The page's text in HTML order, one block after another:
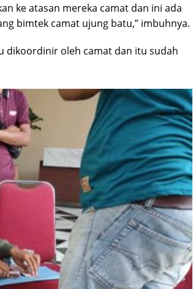
ke atasan mereka camat dan ini ada
bimtek camat ujung batu,” imbuhnya.
dikoordinir oleh camat dan itu sudah